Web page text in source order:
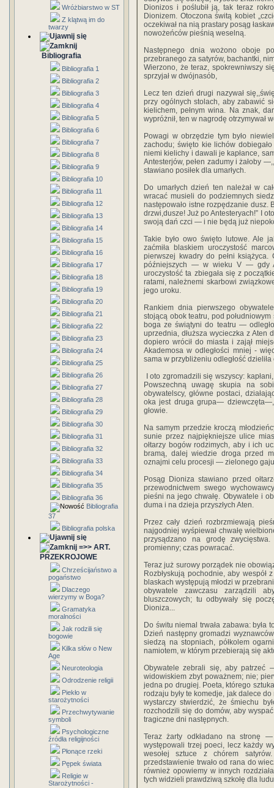
Wróżbiarstwo w ST
Z klątwą im do
twarzy
Bibliografia
Bibliografia 1
Bibliografia 2
Bibliografia 3
Bibliografia 4
Bibliografia 5
Bibliografia 6
Bibliografia 7
Bibliografia 8
Bibliografia 9
Bibliografia 10
Bibliografia 11
Bibliografia 12
Bibliografia 13
Bibliografia 14
Bibliografia 15
Bibliografia 16
Bibliografia 17
Bibliografia 18
Bibliografia 19
Bibliografia 20
Bibliografia 21
Bibliografia 22
Bibliografia 23
Bibliografia 24
Bibliografia 25
Bibliografia 26
Bibliografia 27
Bibliografia 28
Bibliografia 29
Bibliografia 30
Bibliografia 31
Bibliografia 32
Bibliografia 33
Bibliografia 34
Bibliografia 35
Bibliografia 36
Bibliografia
37
Bibliografia polska
=>> ART.
PRZEKROJOWE
Chrześcijaństwo a
pogaństwo
Dlaczego
wierzymy w Boga?
Gramatyka
moralności
Jak rodzili się
bogowie
Kilka słów o New
Age
Neuroteologia
Odrodzenie religii
Piekło w
starożytności
Przechwytywanie
symboli
Psychologiczne
źródła religijności
Płonące rzeki
Pępek świata
Religie w
Starożytności -
Dionizos i poślubił ją, tak teraz
Dionizem. Otoczona świtą kobiet
oczekiwał na nią prastary posąg
nowożeńców pieśnią weselną.
Następnego dnia wożono oboje
przebranego za satyrów, bachantki,
Wierzono, że teraz, spokrewniwszy
sprzyjał w dwójnasób,
Lecz ten dzień drugi nazywał
przy ogólnych stolach, aby zabawić
kielichem, pełnym wina. Na znak,
wypróżnił, ten w nagrodę otrzymywał
Powagi w obrzędzie tym było
zachodu; święto kie lichów
niemi kielichy i dawali je kapłance,
Antesterjów, pełen zadumy i żałoby
stawiano posiłek dla umarłych.
Do umarłych dzień ten należał w
wracać musieli do podziemnych
następowało istne rozpędzanie dusz.
drzwi,dusze! Już po Antesteryach!” I
swoją dań czci — i nie będą już
Takie było owo święto lutowe. Ale
zaćmiła blaskiem uroczystość
pierwszej kwadry do pełni
późniejszych — w wieku V — gdy
uroczystość ta zbiegała się z
ratami, należnemi skarbowi
jego uroku.
Rankiem dnia pierwszego
stojącą obok teatru, pod
boga ze świątyni do teatru —
uprzednia, dłuższa wycieczka z Aten
dopiero wrócił do miasta i zajął
Akademosa w odległości mniej -
sama w przybliżeniu odległość
I oto zgromadzili się wszyscy:
Powszechną uwagę skupia na
obywatelscy, główne postaci,
oka jest druga grupa—
głowie.
Na samym przedzie kroczą
sunie przez najpiękniejsze ulice
ołtarzy bogów rodzimych, aby i ich
bramą, dalej wiedzie droga przed
oznajmi celu procesji — zielonego
Posąg Dioniza stawiano przed
przewodnictwem swego
pieśni na jego chwałę. Obywatele i
duma i na dzieja przyszłych Aten.
Przez cały dzień rozbrzmiewają
najgodniej wyśpiewał chwałę
przysądzano na grodę zwycięstwa.
promienny; czas powracać.
Teraz już surowy porządek nie
Rozbłyskują pochodnie, aby
blaskach występują młodzi w
obywatele zawczasu zarządzili
bluszczowych; tu odbywały się
Dioniza...
Do świtu niemal trwała zabawa:
Dzień następny gromadzi
siedzą na stopniach, półkolem
namiotem, w którym przebierają się
Obywatele zebrali się, aby patrzeć
widowiskiem zbyt poważnem; nie;
jedna po drugiej. Poeta, którego
rodzaju były te komedje, jak dalece
wystarczy stwierdzić, że śmiechu
rozchodzili się do domów, aby
tragiczne dni następnych.
Teraz żarty odkładano na stronę
występowali trzej poeci, lecz każdy
wesołej sztuce z chórem
przedstawienie trwało od rana do
również opowiemy w innych
tych widzieli prawdziwą szkołę dla